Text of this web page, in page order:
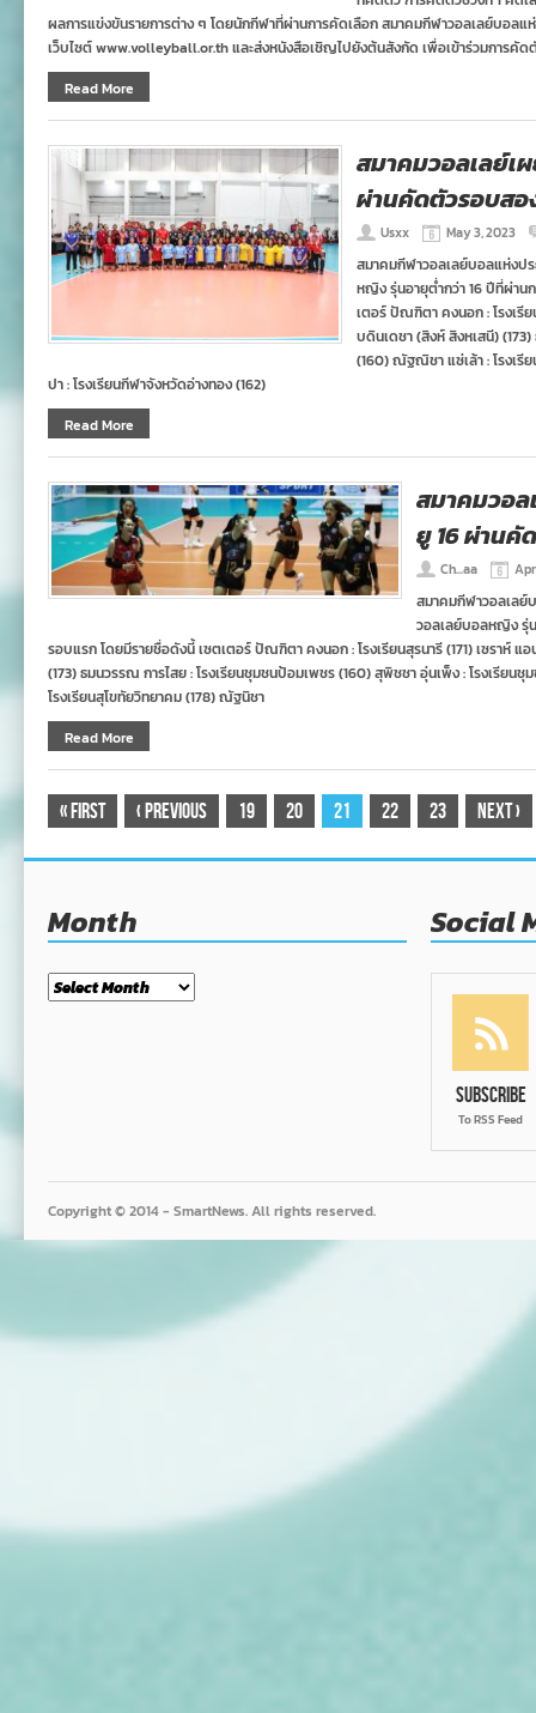
ผลการแข่งขันรายการต่าง ๆ โดยนักกีฬาที่ผ่านการคัดเลือก สมาคมกีฬาวอลเลย์บอลแห่
เว็บไซต์ www.volleyball.or.th และส่งหนังสือเชิญไปยังต้นสังกัด เพื่อเข้าร่วมการคัด
Read More
สมาคมวอลเลย์เ
ผ่านคัดตัวรอบสอ
Usxx May 3, 2023
สมาคมกีฬาวอลเลย์บอลแห่งป
หญิง รุ่นอายุต่ำกว่า 16 ปีที่ผ่าน
เตอร์ ปัณฑิตา คงนอก : โรงเรีย
บดินเดชา (สิงห์ สิงหเสนี)
(160) ณัฐณิชา แซ่เล้า : โรงเรี
ปา : โรงเรียนกีฬาจังหวัดอ่างทอง (162)
Read More
สมาคมวอ
ยู 16 ผ่านคั
Ch...aa
สมาคมกีฬาวอลเลย์
วอลเลย์บอลหญิง รุ่
รอบแรก โดยมีรายชื่อดังนี้ เซตเตอร์ ปัณฑิตา คงนอก : โรงเรียนสุรนารี (171) เซราห์ แ
(173) ธมนวรรณ การไสย : โรงเรียนชุมชนป้อมเพชร (160) สุพิชชา อุ่นเพ็ง : โรงเรียน
โรงเรียนสุโขทัยวิทยาคม (178) ณัฐนิชา
Read More
« First ‹ Previous 19 20 21 22 23 Next›
Month
Month
Social
Subscribe
To RSS Feed
Copyright © 2014 - SmartNews. All rights reserved.